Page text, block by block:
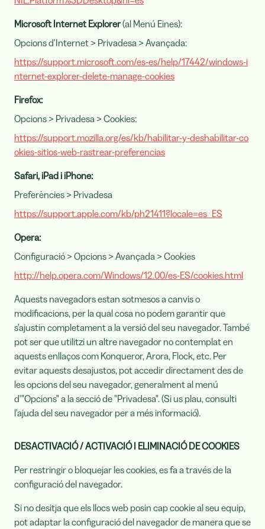
Microsoft Internet Explorer(al Menú Eines):
Opcions d'Internet > Privadesa > Avançada:
https://support.microsoft.com/es-es/help/17442/windows-i
nternet-explorer-delete-manage-cookies
Firefox:
Opcions > Privadesa > Cookies:
https://support.mozilla.org/es/kb/habilitar-y-deshabilitar-co
okies-sitios-web-rastrear-preferencias
Safari, iPad i iPhone:
Preferències > Privadesa
https://support.apple.com/kb/ph21411?locale=es_ES
Opera:
Configuració > Opcions > Avançada > Cookies
http://help.opera.com/Windows/12.00/es-ES/cookies.html
Aquests navegadors estan sotmesos a canvis o
modificacions, per la qual cosa no podem garantir que
s'ajustin completament a la versió del seu navegador. També
pot ser que utilitzi un altre navegador no contemplat en
aquests enllaços com Konqueror, Arora, Flock, etc. Per
evitar aquests desajustos, pot accedir directament des de
les opcions del seu navegador, generalment al menú
d'"Opcions" a la secció de "Privadesa". (Si us plau, consulti
l'ajuda del seu navegador per a més informació).
DESACTIVACIÓ / ACTIVACIÓ I ELIMINACIÓ DE COOKIES
Per restringir o bloquejar les cookies, es fa a través de la
configuració del navegador.
Si no desitja que els llocs web posin cap cookie al seu equip,
pot adaptar la configuració del navegador de manera que se